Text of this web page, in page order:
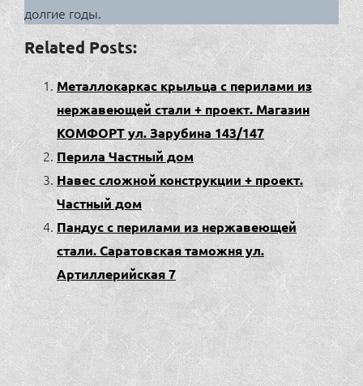
долгие годы.
Related Posts:
Металлокаркас крыльца с перилами из
нержавеющей стали + проект. Магазин
КОМФОРТ ул. Зарубина 143/147
Перила Частный дом
Навес сложной конструкции + проект.
Частный дом
Пандус с перилами из нержавеющей
стали. Саратовская таможня ул.
Артиллерийская 7